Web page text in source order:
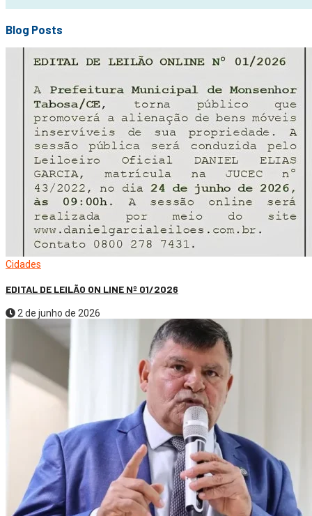
Blog Posts
Cidades
EDITAL DE LEILÃO ON LINE Nº 01/2026
2 de junho de 2026